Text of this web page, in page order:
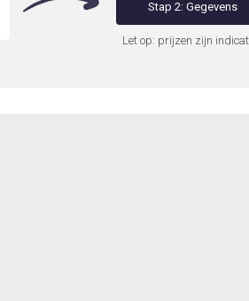
Stap 2: Gegevens
Let op: prijzen zijn